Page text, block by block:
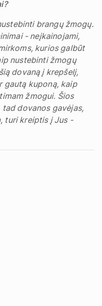
brangų žmogų.
- neįkainojami,
kurios galbūt
nustebinti žmogų
dovaną į krepšelį,
gautą kuponą, kaip
žmogui. Šios
dovanos gavėjas,
turi kreiptis į Jus -